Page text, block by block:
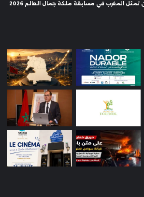
تمثل المغرب في مسابقة ملكة جمال العالم 2026